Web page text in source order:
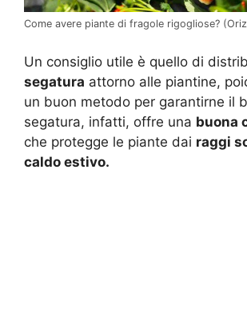
Come avere piante di fragole rigogliose?
Un consiglio utile è quello di
segatura attorno alle piantine,
un buon metodo per garantirne il
segatura, infatti, offre una buona
che protegge le piante dai raggi
caldo estivo.